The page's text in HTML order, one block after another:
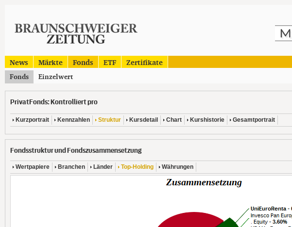
News Märkte Fonds ETF Zertifikate
Fonds Einzelwert
PrivatFonds: Kontrolliert pro
Kurzportrait Kennzahlen Struktur Kursdetail Chart Kurshistorie Gesamtportrait
Fondsstruktur und Fondszusammensetzung
Wertpapiere Branchen Länder Top-Holding Währungen